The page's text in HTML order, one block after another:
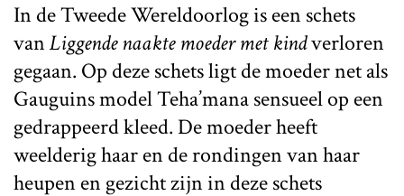
In de Tweede Wereldoorlog is een schets
vanLiggende naakte moeder met kindverloren
gegaan. Op deze schets ligt de moeder net als
Gauguins model Teha’mana sensueel op een
gedrappeerd kleed. De moeder heeft
weelderig haar en de rondingen van haar
heupen en gezicht zijn in deze schets